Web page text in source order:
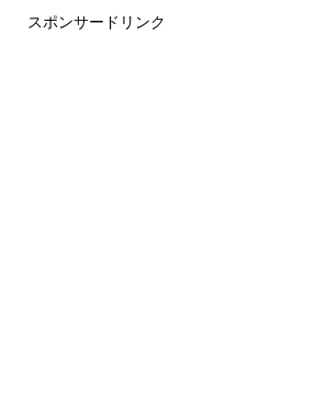
スポンサードリンク